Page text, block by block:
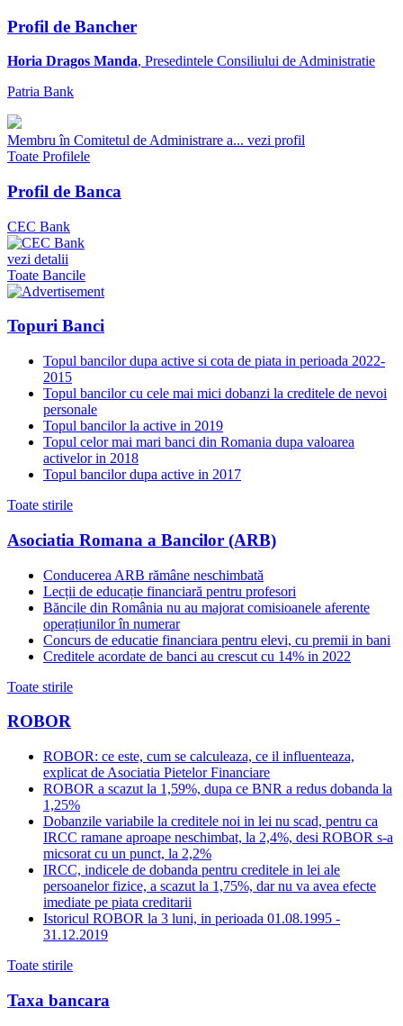
Profil de Bancher
Horia Dragos Manda, Presedintele Consiliului de Administratie
Patria Bank
Membru în Comitetul de Administrare a... vezi profil
Toate Profilele
Profil de Banca
CEC Bank
vezi detalii
Toate Bancile
Topuri Banci
Topul bancilor dupa active si cota de piata in perioada 2022-
2015
Topul bancilor cu cele mai mici dobanzi la creditele de nevoi
personale
Topul bancilor la active in 2019
Topul celor mai mari banci din Romania dupa valoarea
activelor in 2018
Topul bancilor dupa active in 2017
Toate stirile
Asociatia Romana a Bancilor (ARB)
Conducerea ARB rămâne neschimbată
Lecții de educație financiară pentru profesori
Băncile din România nu au majorat comisioanele aferente
operațiunilor în numerar
Concurs de educatie financiara pentru elevi, cu premii in bani
Creditele acordate de banci au crescut cu 14% in 2022
Toate stirile
ROBOR
ROBOR: ce este, cum se calculeaza, ce il influenteaza,
explicat de Asociatia Pietelor Financiare
ROBOR a scazut la 1,59%, dupa ce BNR a redus dobanda la
1,25%
Dobanzile variabile la creditele noi in lei nu scad, pentru ca
IRCC ramane aproape neschimbat, la 2,4%, desi ROBOR s-a
micsorat cu un punct, la 2,2%
IRCC, indicele de dobanda pentru creditele in lei ale
persoanelor fizice, a scazut la 1,75%, dar nu va avea efecte
imediate pe piata creditarii
Istoricul ROBOR la 3 luni, in perioada 01.08.1995 -
31.12.2019
Toate stirile
Taxa bancara